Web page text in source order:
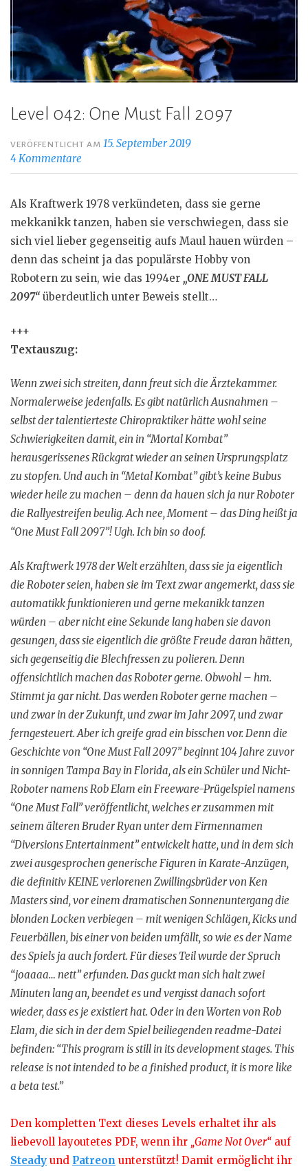
Level 042: One Must Fall 2097
VERÖFFENTLICHT AM15. September 2019
4 Kommentare
Als Kraftwerk 1978 verkündeten, dass sie gerne
mekkanikk tanzen, haben sie verschwiegen, dass sie
sich viel lieber gegenseitig aufs Maul hauen würden –
denn das scheint ja das populärste Hobby von
Robotern zu sein, wie das 1994er „ONE MUST FALL
2097“ überdeutlich unter Beweis stellt…
+++
Textauszug:
Wenn zwei sich streiten, dann freut sich die Ärztekammer.
Normalerweise jedenfalls. Es gibt natürlich Ausnahmen –
selbst der talentierteste Chiropraktiker hätte wohl seine
Schwierigkeiten damit, ein in “Mortal Kombat”
herausgerissenes Rückgrat wieder an seinen Ursprungsplatz
zu stopfen. Und auch in “Metal Kombat” gibt’s keine Bubus
wieder heile zu machen – denn da hauen sich ja nur Roboter
die Rallyestreifen beulig. Ach nee, Moment – das Ding heißt ja
“One Must Fall 2097”! Ugh. Ich bin so doof.
Als Kraftwerk 1978 der Welt erzählten, dass sie ja eigentlich
die Roboter seien, haben sie im Text zwar angemerkt, dass sie
automatikk funktionieren und gerne mekanikk tanzen
würden – aber nicht eine Sekunde lang haben sie davon
gesungen, dass sie eigentlich die größte Freude daran hätten,
sich gegenseitig die Blechfressen zu polieren. Denn
offensichtlich machen das Roboter gerne. Obwohl – hm.
Stimmt ja gar nicht. Das werden Roboter gerne machen –
und zwar in der Zukunft, und zwar im Jahr 2097, und zwar
ferngesteuert. Aber ich greife grad ein bisschen vor. Denn die
Geschichte von “One Must Fall 2097” beginnt 104 Jahre zuvor
in sonnigen Tampa Bay in Florida, als ein Schüler und Nicht-
Roboter namens Rob Elam ein Freeware-Prügelspiel namens
“One Must Fall” veröffentlicht, welches er zusammen mit
seinem älteren Bruder Ryan unter dem Firmennamen
“Diversions Entertainment” entwickelt hatte, und in dem sich
zwei ausgesprochen generische Figuren in Karate-Anzügen,
die definitiv KEINE verlorenen Zwillingsbrüder von Ken
Masters sind, vor einem dramatischen Sonnenuntergang die
blonden Locken verbiegen – mit wenigen Schlägen, Kicks und
Feuerbällen, bis einer von beiden umfällt, so wie es der Name
des Spiels ja auch fordert. Für dieses Teil wurde der Spruch
“joaaaa… nett” erfunden. Das guckt man sich halt zwei
Minuten lang an, beendet es und vergisst danach sofort
wieder, dass es je existiert hat. Oder in den Worten von Rob
Elam, die sich in der dem Spiel beiliegenden readme-Datei
befinden: “This program is still in its development stages. This
release is not intended to be a finished product, it is more like
a beta test.”
Den kompletten Text dieses Levels erhaltet ihr als
liebevoll layoutetes PDF, wenn ihr „Game Not Over“ auf
Steady und Patreon unterstützt! Damit ermöglicht ihr